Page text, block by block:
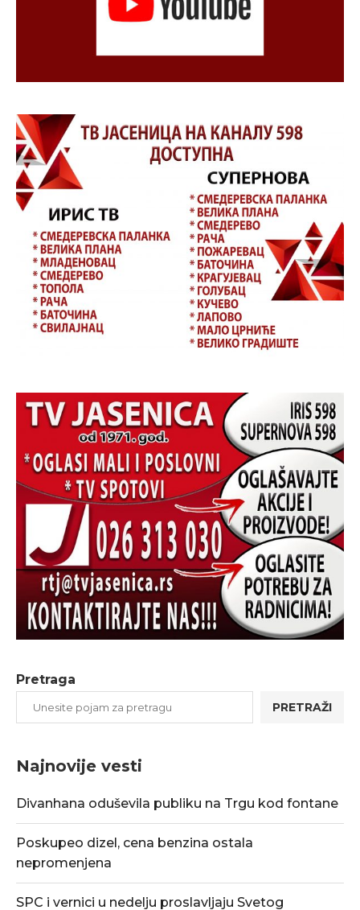
Pretraga
PRETRAŽI
Najnovije vesti
Divanhana oduševila publiku na Trgu kod fontane
Poskupeo dizel, cena benzina ostala
nepromenjena
SPC i vernici u nedelju proslavljaju Svetog